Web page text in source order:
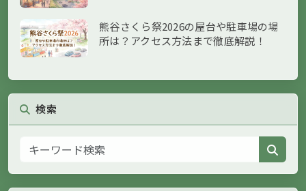
熊谷さくら祭2026の屋台や駐車場の場
所は？アクセス方法まで徹底解説！
検索